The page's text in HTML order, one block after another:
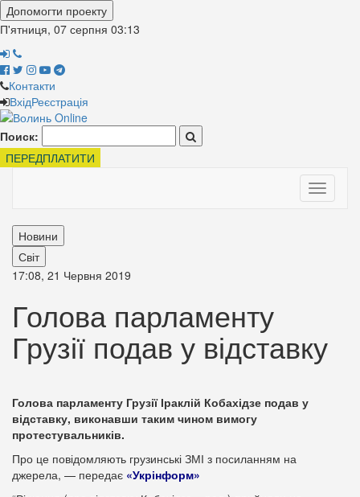
Допомогти проекту
П'ятниця, 07 серпня 03:13
Контакти
ВхідРеєстрація
Поиск:
ПЕРЕДПЛАТИТИ
Toggle
Новини
Світ
17:08, 21 Червня 2019
Голова парламенту
Грузії подав у відставку
Голова парламенту Грузії Іраклій Кобахідзе подав у
відставку, виконавши таким чином вимогу
протестувальників.
Про це повідомляють грузинські ЗМІ з посиланням на
джерела, — передає «Укрінформ»